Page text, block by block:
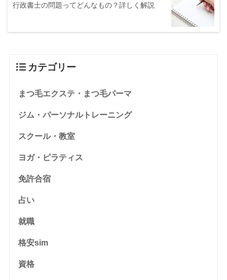
行政書士の問題ってどんなもの？詳しく解説
カテゴリー
まつ毛エクステ・まつ毛パーマ
ジム・パーソナルトレーニング
スクール・教室
ヨガ・ピラティス
免許合宿
占い
就職
格安sim
資格